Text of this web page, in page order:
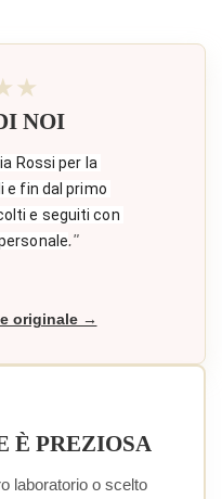
NOI
Rossi per la
e fin dal primo
e seguiti con
."
originale →
È PREZIOSA
laboratorio o scelto